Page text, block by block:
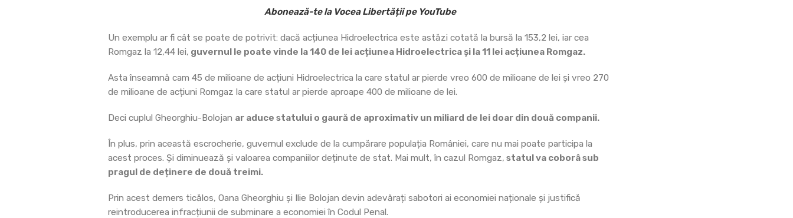
Abonează-te la Vocea Libertății pe YouTube
Un exemplu ar fi cât se poate de potrivit: dacă acțiunea Hidroelectrica este astăzi cotată la bursă la 153,2 lei, iar cea
Romgaz la 12,44 lei, guvernul le poate vinde la 140 de lei acțiunea Hidroelectrica și la 11 lei acțiunea Romgaz.
Asta înseamnă cam 45 de milioane de acțiuni Hidroelectrica la care statul ar pierde vreo 600 de milioane de lei și vreo 270
de milioane de acțiuni Romgaz la care statul ar pierde aproape 400 de milioane de lei.
Deci cuplul Gheorghiu-Bolojan ar aduce statului o gaură de aproximativ un miliard de lei doar din două companii.
În plus, prin această escrocherie, guvernul exclude de la cumpărare populația României, care nu mai poate participa la
acest proces. Și diminuează și valoarea companiilor deținute de stat. Mai mult, în cazul Romgaz, statul va coborâ sub
pragul de deținere de două treimi.
Prin acest demers ticălos, Oana Gheorghiu și Ilie Bolojan devin adevărați sabotori ai economiei naționale și justifică
reintroducerea infracțiunii de subminare a economiei în Codul Penal.